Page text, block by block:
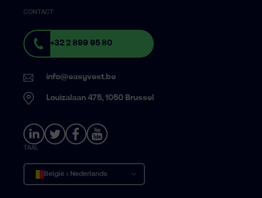
CONTACT
+32 2 899 95 80
info@easyvest.be
Louizalaan 475, 1050 Brussel
TAAL
België › Nederlands